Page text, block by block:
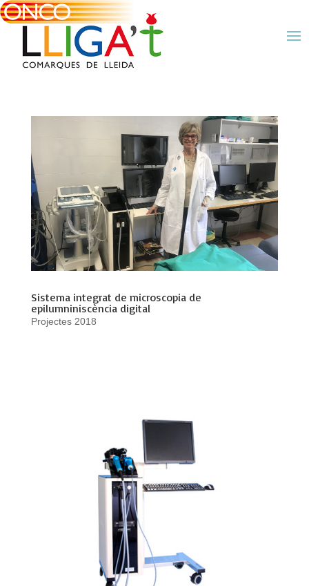
Sistema integrat de microscopia de
epilumniniscència digital
Projectes 2018